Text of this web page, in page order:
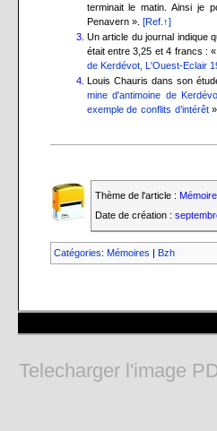
terminait le matin. Ainsi je
Penavern ». [Ref.↑]
Un article du journal indique
était entre 3,25 et 4 francs : «
de Kerdévot, L'Ouest-Eclair
Louis Chauris dans son
mine d'antimoine de
exemple de conflits d’intérêt»
Thème de l'article :
Date de création :
Catégories: Mémoires Bzh
Telecharger l'image